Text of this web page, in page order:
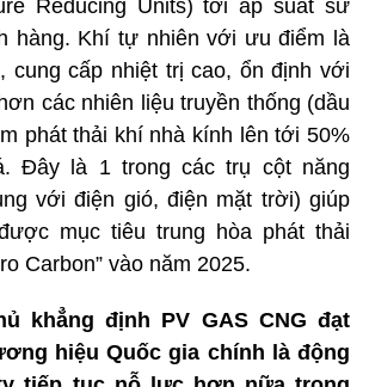
Reducing Units) tới áp suất sử
hàng. Khí tự nhiên với ưu điểm là
cung cấp nhiệt trị cao, ổn định với
các nhiên liệu truyền thống (dầu
phát thải khí nhà kính lên tới 50%
Đây là 1 trong các trụ cột năng
với điện gió, điện mặt trời) giúp
mục tiêu trung hòa phát thải
Carbon” vào năm 2025.
khẳng định PV GAS CNG đạt
hiệu Quốc gia chính là động